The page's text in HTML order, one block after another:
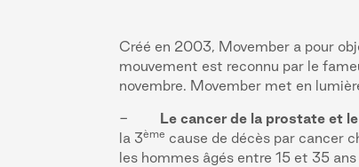
Créé en 2003, Movember a pour
mouvement est reconnu par le
novembre. Movember met en
- Le cancer de la prostate et
la 3ème cause de décès par cancer
les hommes âgés entre 15 et 35 ans